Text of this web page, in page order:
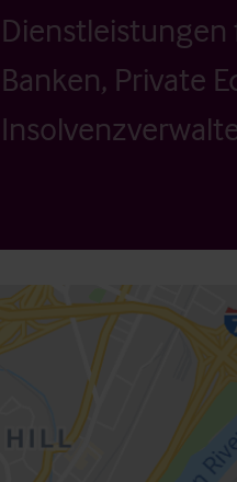
Banken, Private